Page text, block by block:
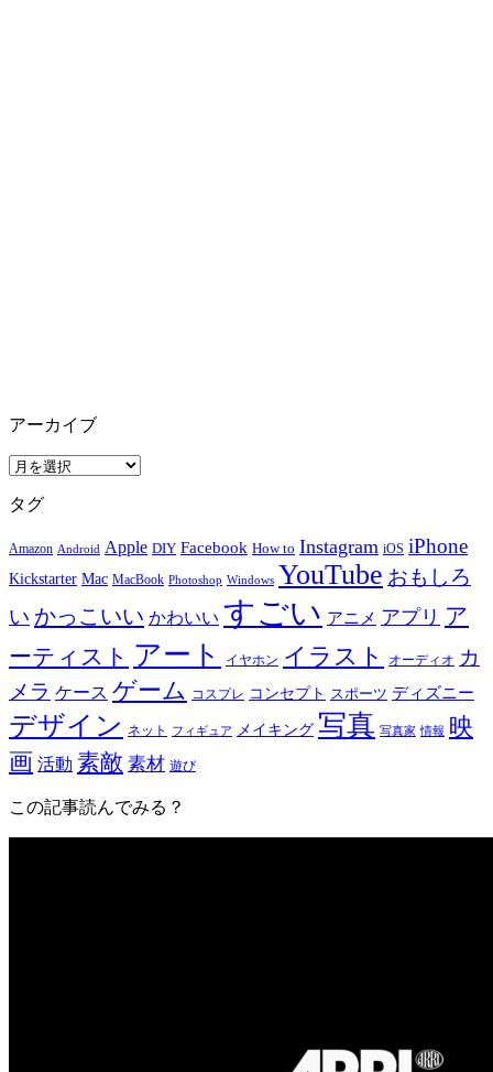
アーカイブ
ア
カ
ブ
タグ
Amazon Android Apple DIY Facebook How to Instagram iOS iPhone
Kickstarter Mac MacBook Photoshop Windows YouTube おもしろ
い かっこいい かわいい すごい アニメ アプリ ア
ーティスト アート イヤホン イラスト オーディオ カ
メラ ケース ゲーム コスプレ コンセプト スポーツ ディズニー
デザイン ネット フィギュア メイキング 写真 写真家 情報 映
画 活動 素敵 素材 遊び
この記事読んでみる？